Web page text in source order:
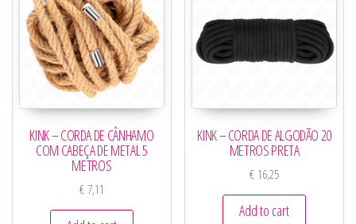
KINK – CORDA DE CÂNHAMO
COM CABEÇA DE METAL 5
METROS
€7,11
KINK – CORDA DE ALGODÃO 20
METROS PRETA
€ 16,25
Add to cart